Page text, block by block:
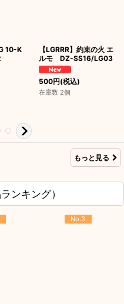
10-K
【LGRRR】約束の火 エ
ルモ DZ-SS16/LG03
500円(税込)
在庫数 2個
もっと見る
ンキング）
No.3